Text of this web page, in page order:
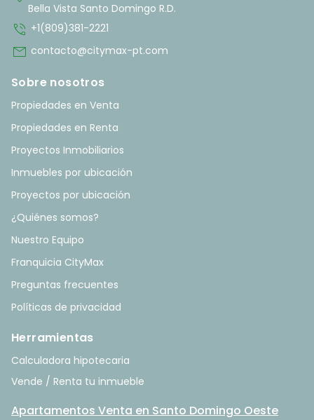
Bella Vista Santo Domingo R.D.
phone_in_talk +1(809)381-2221
mail contacto@citymax-pt.com
Sobre nosotros
Propiedades en Venta
Propiedades en Renta
Proyectos Inmobiliarios
Inmuebles por ubicación
Proyectos por ubicación
¿Quiénes somos?
Nuestro Equipo
Franquicia CityMax
Preguntas frecuentes
Políticas de privacidad
Herramientas
Calculadora hipotecaria
Vende / Renta tu inmueble
Apartamentos Venta en Santo Domingo Oeste